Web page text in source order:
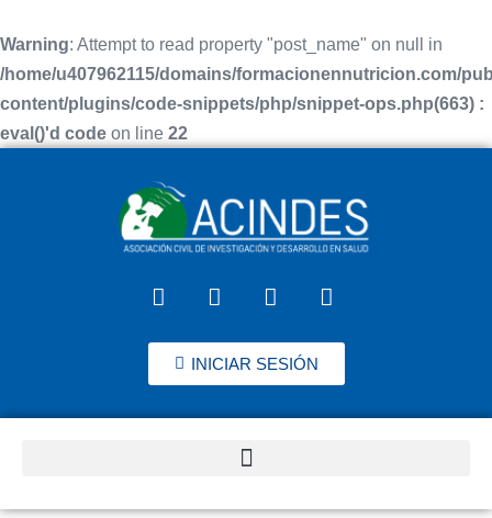
Warning: Attempt to read property "post_name" on null in
/home/u407962115/domains/formacionennutricion.com/
content/plugins/code-snippets/php/snippet-ops.php(663) :
eval()'d code on line 22
INICIAR SESIÓN